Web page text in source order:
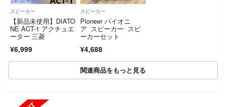
スピーカー
【新品未使用】DIATO
NE ACT-1 アクチュエ
ーター 三菱
¥6,999
スピーカー
Pioneer パイオニ
ア スピーカー スピ
ーカーセット
¥4,688
関連商品をもっと見る